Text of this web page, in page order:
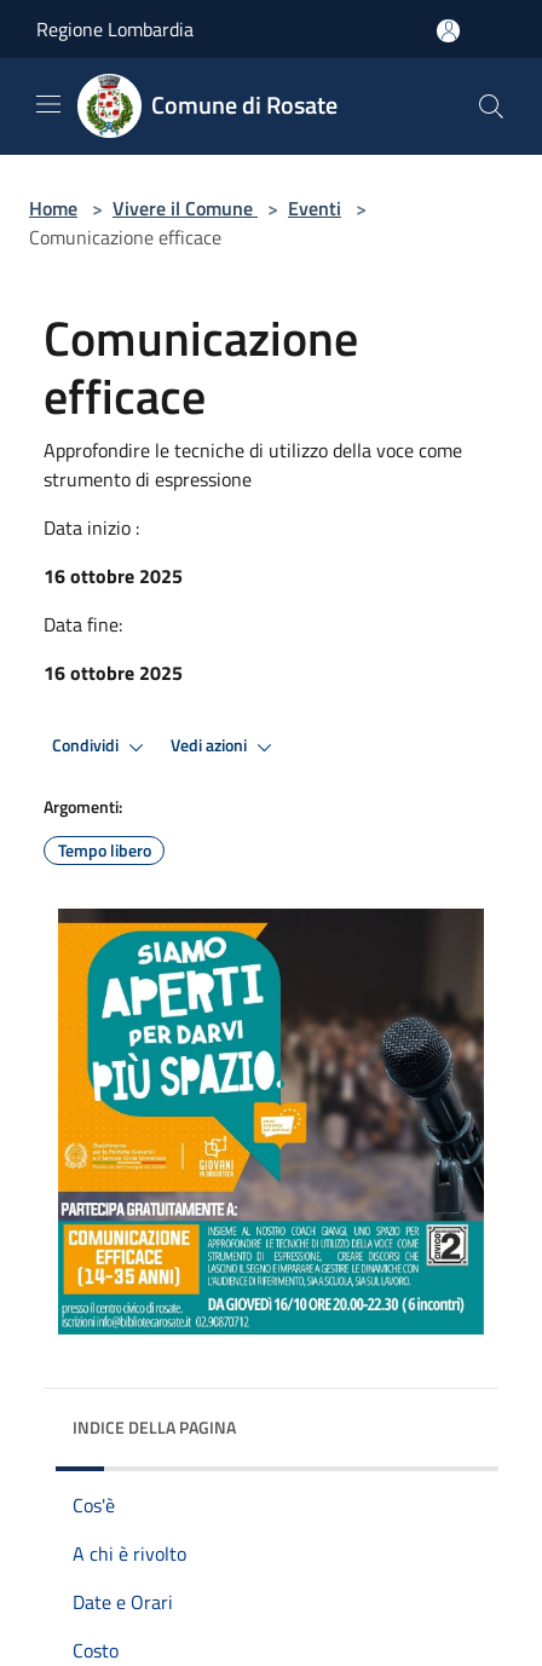
Regione Lombardia
Comune di Rosate
Home > Vivere il Comune > Eventi >
Comunicazione efficace
Comunicazione
efficace
Approfondire le tecniche di utilizzo della voce come
strumento di espressione
Data inizio :
16 ottobre 2025
Data fine:
16 ottobre 2025
Condividi Vedi azioni
Argomenti:
Tempo libero
INDICE DELLA PAGINA
Cos'è
A chi è rivolto
Date e Orari
Costo